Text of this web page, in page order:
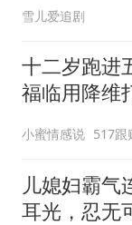
雪儿爱追剧
十二岁跑进
福临用降维
小蜜情感说 517跟
儿媳妇霸气
耳光，忍无